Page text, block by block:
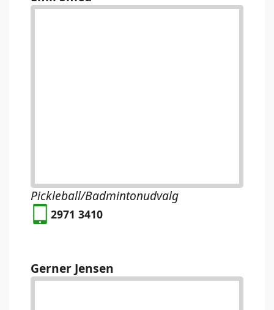
Pickleball/Badmintonudvalg
2971 3410
Gerner Jensen